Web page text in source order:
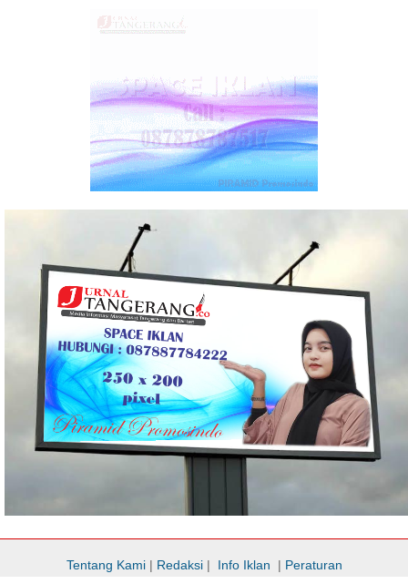
Tentang Kami| Redaksi| Info Iklan | Peraturan